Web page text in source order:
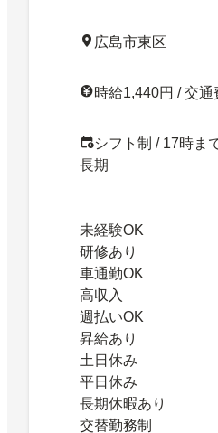
広島市東区
時給1,440円 / 交通
シフト制 / 17時ま
長期
未経験OK
研修あり
車通勤OK
高収入
週払いOK
昇給あり
土日休み
平日休み
長期休暇あり
交替勤務制